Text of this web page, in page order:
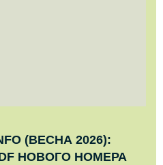
(ВЕСНА 2026):
НОВОГО НОМЕРА